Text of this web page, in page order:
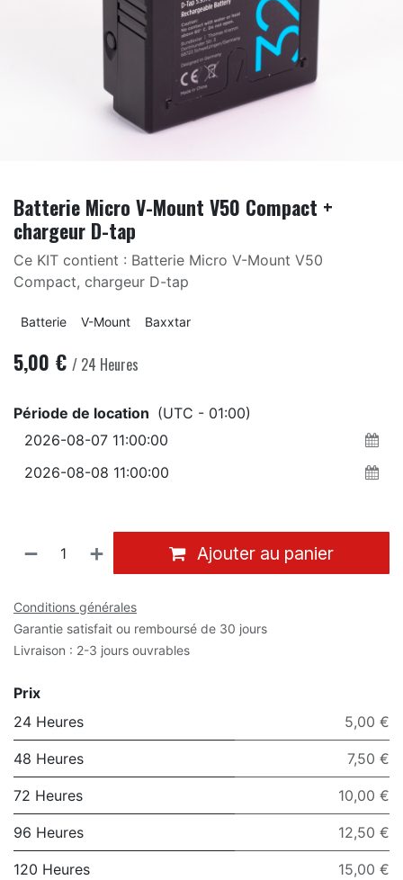
Batterie Micro V-Mount V50 Compact +
chargeur D-tap
Ce KIT contient : Batterie Micro V-Mount V50
Compact, chargeur D-tap
Batterie V-Mount Baxxtar
5,00 € / 24 Heures
Période de location (UTC - 01:00)
Ajouter au panier
Conditions générales
Garantie satisfait ou remboursé de 30 jours
Livraison : 2-3 jours ouvrables
Prix
24 Heures
5,00 €
48 Heures 7,50 €
72 Heures 10,00 €
96 Heures 12,50 €
120 Heures 15,00 €